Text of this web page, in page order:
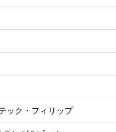
ック・フィリップ